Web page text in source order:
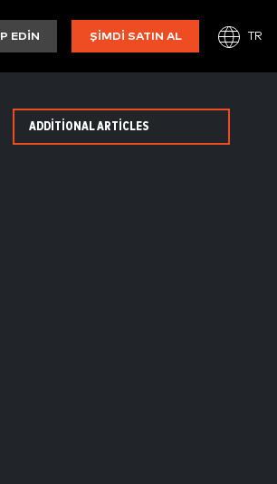
EDIN ŞIMDI SATIN AL TR
ADDITIONAL ARTICLES